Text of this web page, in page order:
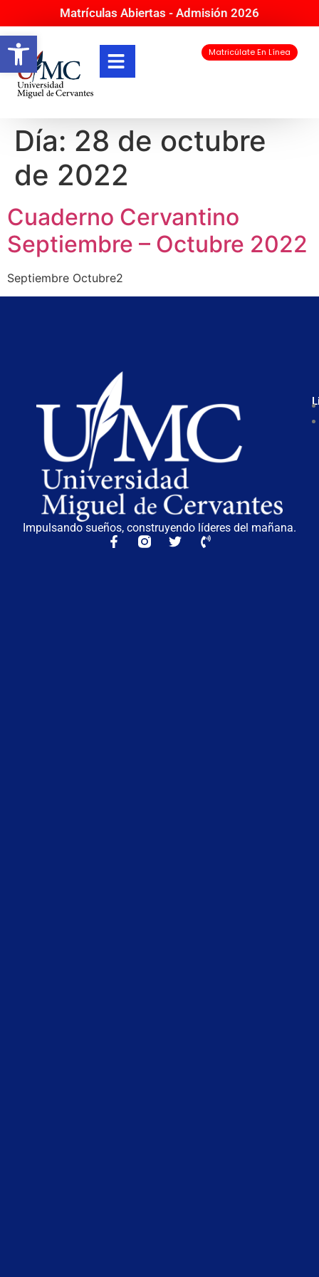
Abrir barra de herramientas
Matrículas Abiertas - Admisión 2026
Matricúlate En Línea
Día: 28 de octubre
de 2022
Cuaderno Cervantino
Septiembre – Octubre 2022
Septiembre Octubre2
Impulsando sueños, construyendo líderes del mañana.